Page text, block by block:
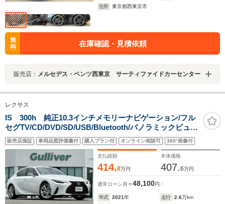
住所
東京都西東京市
無
料
在庫確認・見積依頼
販売店： メルセデス・ベンツ西東京 サーティファイドカーセンター
レクサス
IS 300h 純正10.3インチメモリーナビゲーション/フル
セグTV/CD/DVD/SD/USB/Bluetooth/パノラミックビュー
モニター/前方ドライブレコーダー/ビルトインETC2.0/電
子パーキングブレーキ/パドルシフト/LEDヘッドライト
販売店保証 車両品質評価書付 購入プラン付 オンライン相談可 360°画像付
支払総額
414.8万円
本体価格
407.6万円
通常ローン 月々48,100円
年式 2021年 走行 2.6万km